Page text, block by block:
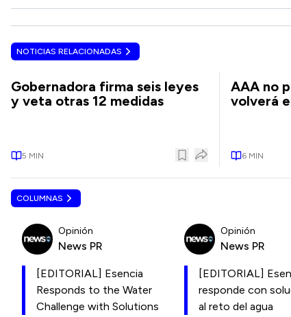
NOTICIAS RELACIONADAS
Gobernadora firma seis leyes
y veta otras 12 medidas
5 MIN
AAA no
volverá
6 MIN
COLUMNAS
Opinión
News PR
[EDITORIAL] Esencia
Responds to the Water
Challenge with Solutions
Opinión
News PR
[EDITORIAL]
responde con
al reto del agua